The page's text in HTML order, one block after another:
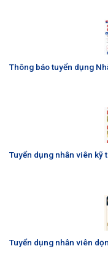
Thông báo tuyển dụng
Tuyển dụng nhân viên kỹ
Tuyển dụng nhân viên